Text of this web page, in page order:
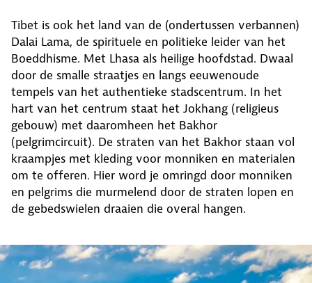
Tibet is ook het land van de (ondertussen verbannen)
Dalai Lama, de spirituele en politieke leider van het
Boeddhisme. Met Lhasa als heilige hoofdstad. Dwaal
door de smalle straatjes en langs eeuwenoude
tempels van het authentieke stadscentrum. In het
hart van het centrum staat het Jokhang (religieus
gebouw) met daaromheen het Bakhor
(pelgrimcircuit). De straten van het Bakhor staan vol
kraampjes met kleding voor monniken en materialen
om te offeren. Hier word je omringd door monniken
en pelgrims die murmelend door de straten lopen en
de gebedswielen draaien die overal hangen.